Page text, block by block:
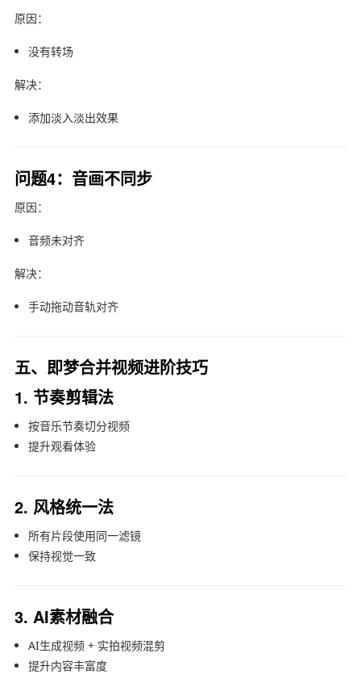
原因：
没有转场
解决：
添加淡入淡出效果
问题4：音画不同步
原因：
音频未对齐
解决：
手动拖动音轨对齐
五、即梦合并视频进阶技巧
1. 节奏剪辑法
按音乐节奏切分视频
提升观看体验
2. 风格统一法
所有片段使用同一滤镜
保持视觉一致
3. AI素材融合
AI生成视频 + 实拍视频混剪
提升内容丰富度